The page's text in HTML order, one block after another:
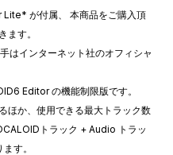
が付属、 本商品をご購入頂
ます。
はインターネット社のオフィシャ
Editor の機能制限版です。
ほか、使用できる最大トラック数
トラック + Audio トラッ
す。